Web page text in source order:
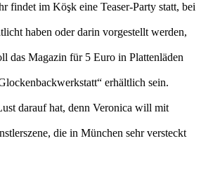
findet im Köşk eine Teaser-Party statt, bei
haben oder darin vorgestellt werden,
das Magazin für 5 Euro in Plattenläden
erhältlich sein.
darauf hat, denn Veronica will mit
die in München sehr versteckt